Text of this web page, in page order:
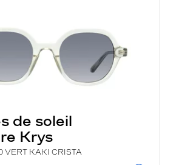
de soleil
Krys
VERT KAKI CRISTA